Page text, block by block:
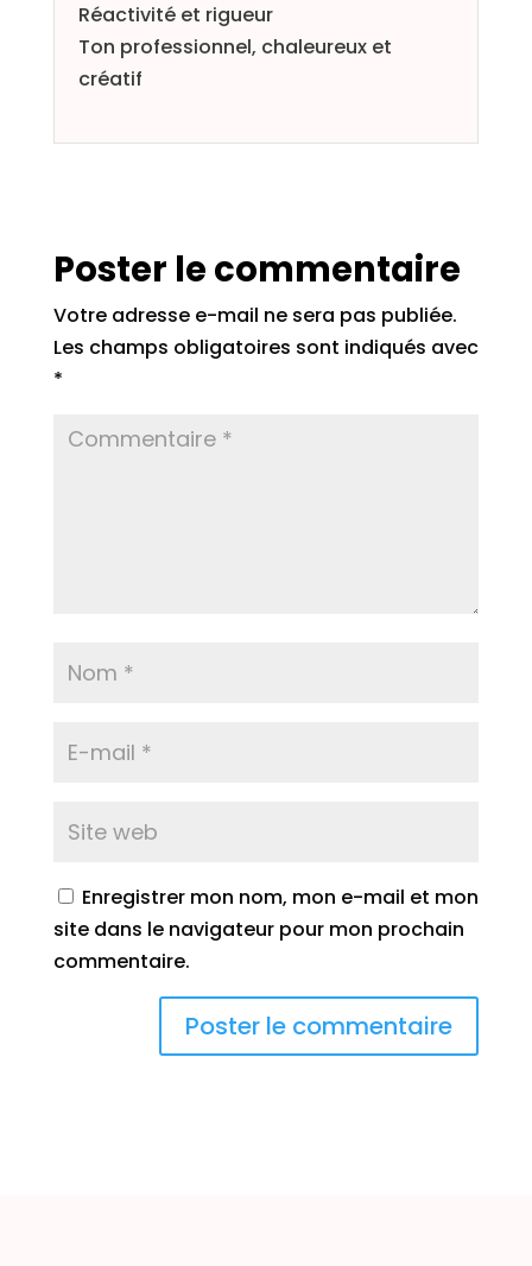
Réactivité et rigueur
Ton professionnel, chaleureux et
créatif
Poster le commentaire
Votre adresse e-mail ne sera pas publiée.
Les champs obligatoires sont indiqués avec
*
Enregistrer mon nom, mon e-mail et mon
site dans le navigateur pour mon prochain
commentaire.